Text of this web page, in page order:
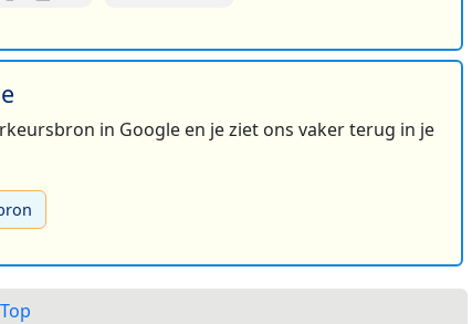
in Google en je ziet ons vaker terug in je
Top